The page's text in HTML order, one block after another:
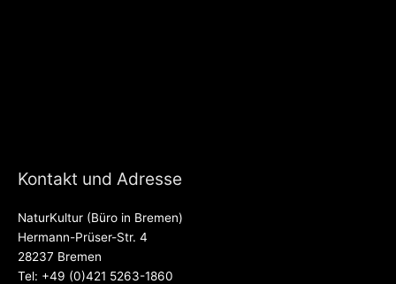
Kontakt und Adresse
NaturKultur (Büro in Bremen)
Hermann-Prüser-Str. 4
28237 Bremen
Tel: +49 (0)421 5263-1860